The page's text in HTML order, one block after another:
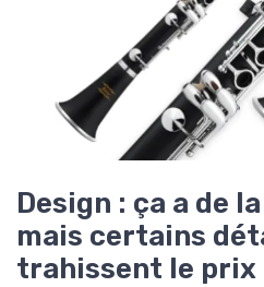
Design : ça a de
mais certains
trahissent le prix